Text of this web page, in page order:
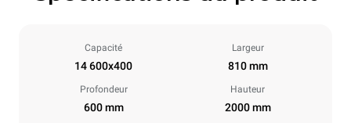
Capacité
14 600x400
Largeur
810 mm
Profondeur
600 mm
Hauteur
2000 mm